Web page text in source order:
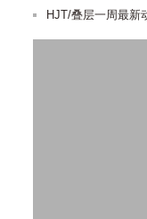
HJT/叠层一周最新